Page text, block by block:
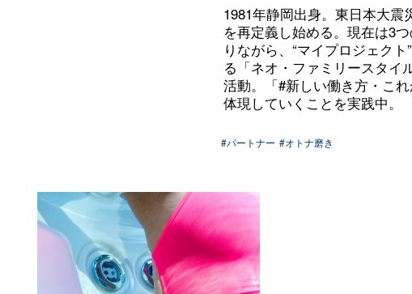
1981年静岡出身。東日本大
を再定義し始める。現在は3
りながら、“マイプロジェク
る「ネオ・ファミリースタイ
活動。「#新しい働き方・こ
体現していくことを実践中。
#パートナー #オトナ磨き